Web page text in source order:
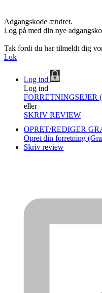
Adgangskode ændret.
Log på med din nye
Tak fordi du har tilmeldt dig
Luk
Log ind
Log ind
FORRETNINGSEJER
eller
SKRIV REVIEW
OPRET/REDIGER
Opret din forretning
Skriv review